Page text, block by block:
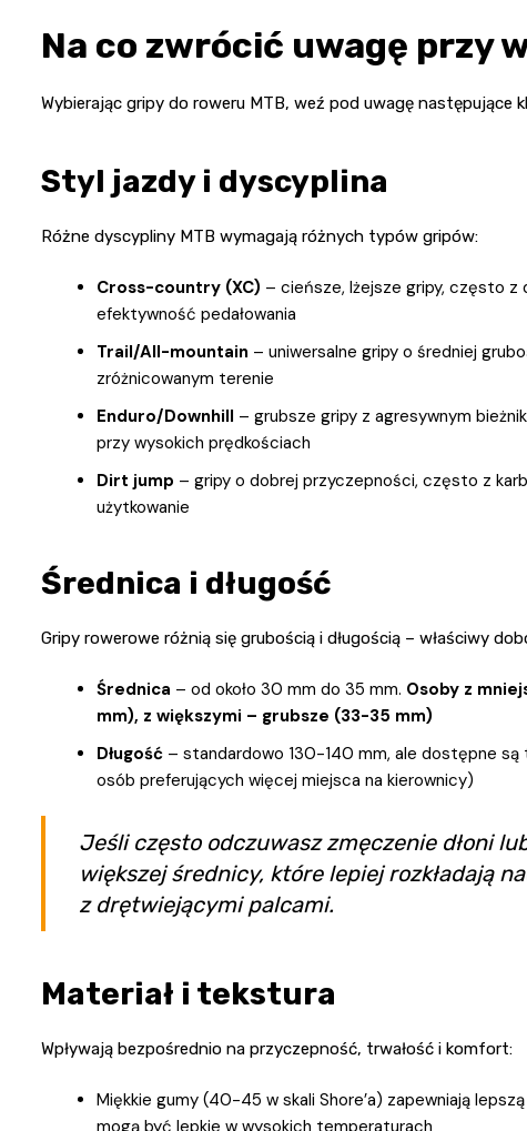
Na co zwrócić uwagę przy
Wybierając gripy do roweru MTB, weź pod uwagę następujące
Styl jazdy i dyscyplina
Różne dyscypliny MTB wymagają różnych typów gripów:
Cross-country (XC) – cieńsze, lżejsze gripy, często z
efektywność pedałowania
Trail/All-mountain – uniwersalne gripy o średniej
zróżnicowanym terenie
Enduro/Downhill – grubsze gripy z agresywnym
przy wysokich prędkościach
Dirt jump – gripy o dobrej przyczepności, często z
użytkowanie
Średnica i długość
Gripy rowerowe różnią się grubością i długością – właściwy
Średnica – od około 30 mm do 35 mm. Osoby z
mm), z większymi – grubsze (33-35 mm)
Długość – standardowo 130-140 mm, ale dostępne
osób preferujących więcej miejsca na kierownicy)
Jeśli często odczuwasz zmęczenie dłoni
większej średnicy, które lepiej rozkładają
z drętwiejącymi palcami.
Materiał i tekstura
Wpływają bezpośrednio na przyczepność, trwałość i komfort:
Miękkie gumy (40-45 w skali Shore’a) zapewniają